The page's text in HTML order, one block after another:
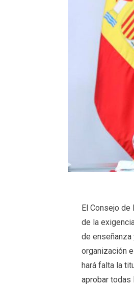
El Consejo
de la
de
organización
hará falta la
aprobar todas